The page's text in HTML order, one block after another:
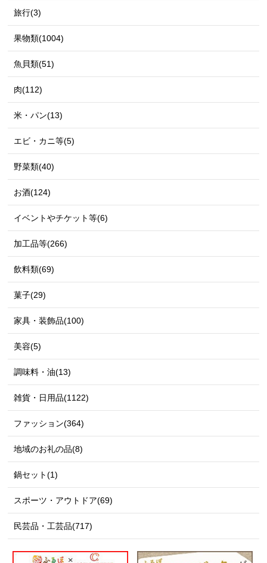
旅行(3)
果物類(1004)
魚貝類(51)
肉(112)
米・パン(13)
エビ・カニ等(5)
野菜類(40)
お酒(124)
イベントやチケット等(6)
加工品等(266)
飲料類(69)
菓子(29)
家具・装飾品(100)
美容(5)
調味料・油(13)
雑貨・日用品(1122)
ファッション(364)
地域のお礼の品(8)
鍋セット(1)
スポーツ・アウトドア(69)
民芸品・工芸品(717)